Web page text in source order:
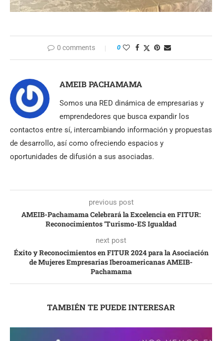
0 comments 0
AMEIB PACHAMAMA
Somos una RED dinámica de empresarias y
emprendedores que busca expandir los
contactos entre sí, intercambiando información y propuestas
de desarrollo, así como ofreciendo espacios y
oportunidades de difusión a sus asociadas.
previous post
AMEIB-Pachamama Celebrará la Excelencia en FITUR:
Reconocimientos ‘Turismo-ES Igualdad
next post
Éxito y Reconocimientos en FITUR 2024 para la Asociación
de Mujeres Empresarias Iberoamericanas AMEIB-
Pachamama
TAMBIÉN TE PUEDE INTERESAR